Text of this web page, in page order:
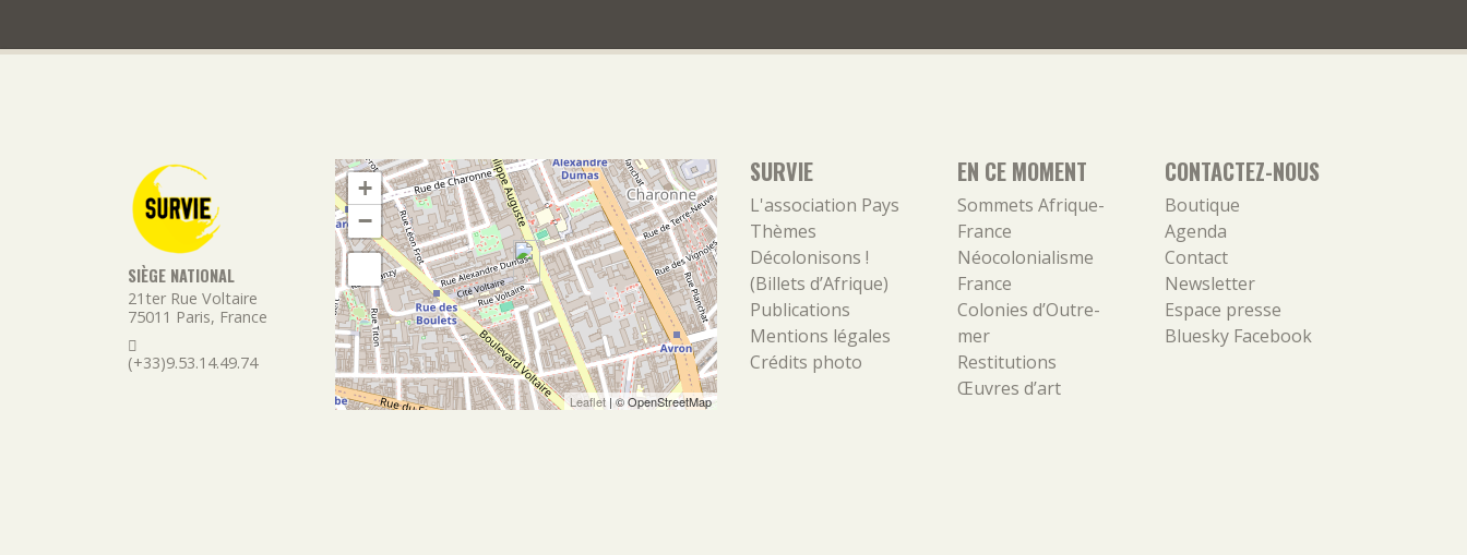
SIÈGE NATIONAL
21ter Rue Voltaire
75011 Paris, France
(+33)9.53.14.49.74
+
−
Leaflet | ©OpenStreetMap
SURVIE
L'association Pays
Thèmes
Décolonisons !
(Billets d’Afrique)
Publications
Mentions légales
Crédits photo
EN CE MOMENT
Sommets Afrique-
France
Néocolonialisme
France
Colonies d’Outre-
mer
Restitutions
Œuvres d’art
CONTACTEZ-NOUS
Boutique
Agenda
Contact
Newsletter
Espace presse
Bluesky Facebook